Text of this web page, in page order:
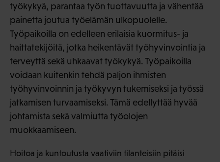
työkykyä, parantaa työn tuottavuutta ja vähentää
painetta joutua työelämän ulkopuolelle.
Työpaikoilla on edelleen erilaisia kuormitus- ja
haittatekijöitä, jotka heikentävät työhyvinvointia ja
terveyttä sekä uhkaavat työkykyä. Työpaikoilla
voidaan kuitenkin tehdä paljon ihmisten
työhyvinvoinnin ja työkyvyn tukemiseksi ja työssä
jatkamisen turvaamiseksi. Tämä edellyttää hyvää
johtamista sekä valmiutta työolojen
muokkaamiseen.
Hoitoa ja kuntoutusta vaativiin tilanteisiin pitäisi